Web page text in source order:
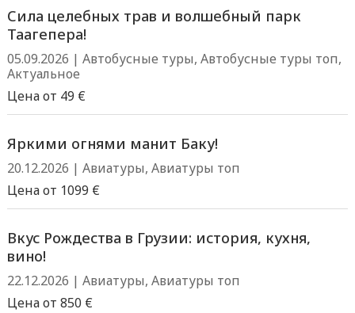
Сила целебных трав и волшебный парк
Таагепера!
05.09.2026 | Автобусные туры, Автобусные туры топ,
Актуальное
Цена от 49 €
Яркими огнями манит Баку!
20.12.2026 | Авиатуры, Авиатуры топ
Цена от 1099 €
Вкус Рождества в Грузии: история, кухня,
вино!
22.12.2026 | Авиатуры, Авиатуры топ
Цена от 850 €